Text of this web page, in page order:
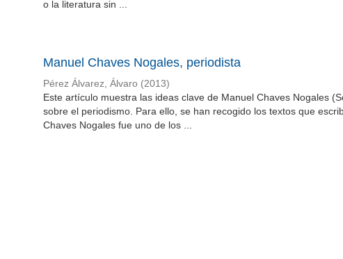
o la literatura sin ...
Manuel Chaves Nogales, periodista
Pérez Álvarez, Álvaro (2013)
Este artículo muestra las ideas clave de Manuel Chaves Nogales
sobre el periodismo. Para ello, se han recogido los textos que
Chaves Nogales fue uno de los ...